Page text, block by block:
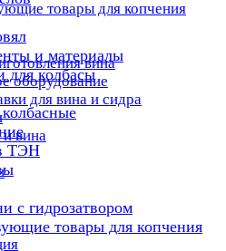
товары для копчения
вина
оборудование
для вина и сидра
и вина
и материалы
для колбасы
ТЭН
с гидрозатвором
товары для копчения